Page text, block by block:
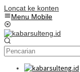
Loncat ke konten
Menu Mobile